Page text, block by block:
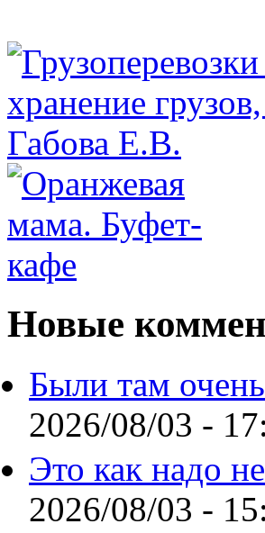
Новые
Были там
2026/08/03 -
Это как надо
2026/08/03 -